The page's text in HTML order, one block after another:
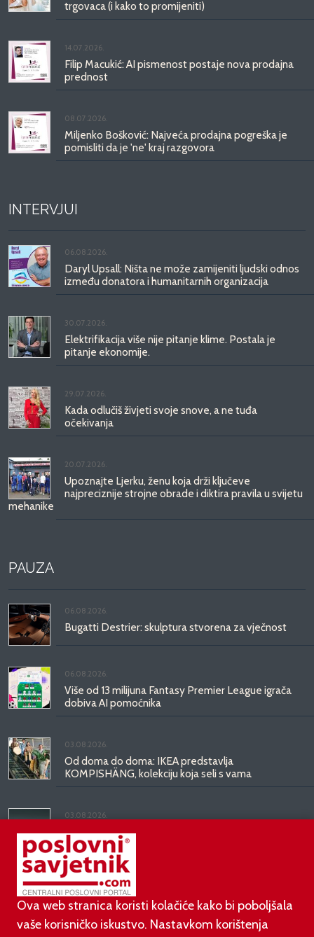
trgovaca (i kako to promijeniti)
14.07.2026.
Filip Macukić: AI pismenost postaje nova prodajna
prednost
08.07.2026.
Miljenko Bošković: Najveća prodajna pogreška je
pomisliti da je 'ne' kraj razgovora
INTERVJUI
06.08.2026.
Daryl Upsall: Ništa ne može zamijeniti ljudski odnos
između donatora i humanitarnih organizacija
30.07.2026.
Elektrifikacija više nije pitanje klime. Postala je
pitanje ekonomije.
29.07.2026.
Kada odlučiš živjeti svoje snove, a ne tuđa
očekivanja
20.07.2026.
Upoznajte Ljerku, ženu koja drži ključeve
najpreciznije strojne obrade i diktira pravila u svijetu
mehanike
PAUZA
06.08.2026.
Bugatti Destrier: skulptura stvorena za vječnost
06.08.2026.
Više od 13 milijuna Fantasy Premier League igrača
dobiva AI pomoćnika
03.08.2026.
Od doma do doma: IKEA predstavlja
KOMPISHÄNG, kolekciju koja seli s vama
03.08.2026.
Kineski BYD predstavio luksuznu limuzinu veću od
Mercedesove S-klase, obećava domet do 1.000
kilometara
Ova web stranica koristi kolačiće kako bi poboljšala
vaše korisničko iskustvo. Nastavkom korištenja